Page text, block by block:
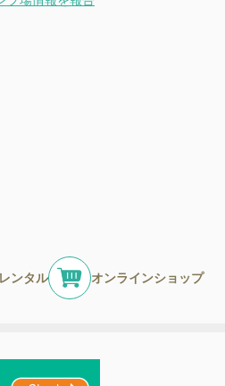
レンタル オンラインショップ